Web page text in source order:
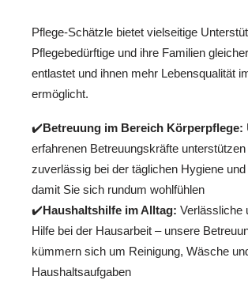
Pflege-Schätzle bietet vielseitige
Pflegebedürftige und ihre Familien
entlastet und ihnen mehr Lebensqualität
ermöglicht.
✔️Betreuung im Bereich Körperpflege:
erfahrenen Betreuungskräfte unterstützen
zuverlässig bei der täglichen Hygiene
damit Sie sich rundum wohlfühlen
✔️Haushaltshilfe im Alltag: Verlässliche
Hilfe bei der Hausarbeit – unsere
kümmern sich um Reinigung, Wäsche
Haushaltsaufgaben